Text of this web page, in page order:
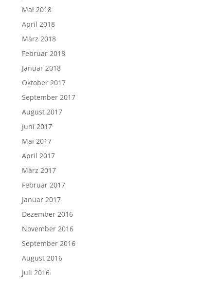
Mai 2018
April 2018
März 2018
Februar 2018
Januar 2018
Oktober 2017
September 2017
August 2017
Juni 2017
Mai 2017
April 2017
März 2017
Februar 2017
Januar 2017
Dezember 2016
November 2016
September 2016
August 2016
Juli 2016